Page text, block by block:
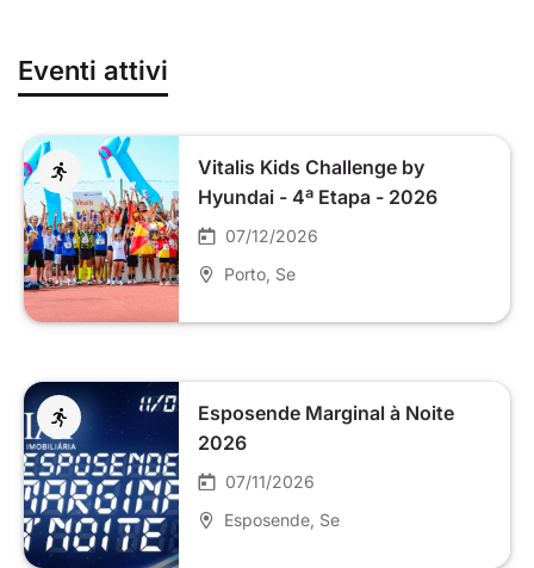
Eventi attivi
Vitalis Kids Challenge by
Hyundai - 4ª Etapa - 2026
07/12/2026
Porto , Se
Esposende Marginal à Noite
2026
07/11/2026
Esposende , Se